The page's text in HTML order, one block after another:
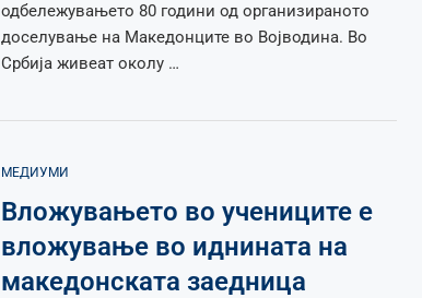
одбележувањето 80 години од организираното
доселување на Македонците во Војводина. Во
Србија живеат околу …
МЕДИУМИ
Вложувањето во учениците е
вложување во иднината на
македонската заедница